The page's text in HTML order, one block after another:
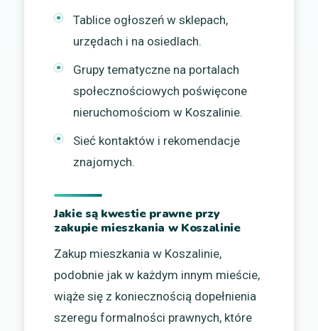
Tablice ogłoszeń w sklepach,
urzędach i na osiedlach.
Grupy tematyczne na portalach
społecznościowych poświęcone
nieruchomościom w Koszalinie.
Sieć kontaktów i rekomendacje
znajomych.
Jakie są kwestie prawne przy
zakupie mieszkania w Koszalinie
Zakup mieszkania w Koszalinie,
podobnie jak w każdym innym mieście,
wiąże się z koniecznością dopełnienia
szeregu formalności prawnych, które